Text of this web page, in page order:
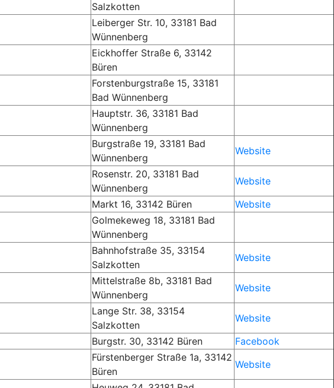
Salzkotten
Leiberger Str. 10, 33181 Bad
Wünnenberg
Eickhoffer Straße 6, 33142
Büren
Forstenburgstraße 15, 33181
Bad Wünnenberg
Hauptstr. 36, 33181 Bad
Wünnenberg
Burgstraße 19, 33181 Bad
Wünnenberg
Website
Rosenstr. 20, 33181 Bad
Wünnenberg
Website
Markt 16, 33142 Büren
Website
Golmekeweg 18, 33181 Bad
Wünnenberg
Bahnhofstraße 35, 33154
Salzkotten
Website
Mittelstraße 8b, 33181 Bad
Wünnenberg
Website
Lange Str. 38, 33154
Salzkotten
Website
Burgstr. 30, 33142 Büren
Facebook
Fürstenberger Straße 1a, 33142
Büren
Website